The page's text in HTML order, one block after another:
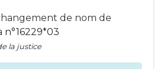
de nom de
n°16229*03
la justice